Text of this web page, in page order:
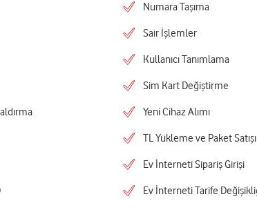
Numara Taşıma
Sair İşlemler
Kullanıcı Tanımlama
Sim Kart Değiştirme
Yeni Cihaz Alımı
TL Yükleme ve Paket Satışı
Ev İnterneti Sipariş Girişi
Ev İnterneti Tarife